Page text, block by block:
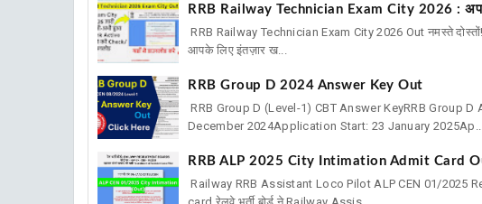
RRB Railway Technician Exam City 2026 :
RRB Railway Technician Exam City 2026 Out नमस्ते
आपके लिए इंतज़ार ख...
RRB Group D 2024 Answer Key Out
RRB Group D (Level-1) CBT Answer KeyRRB Group
December 2024Application Start: 23 January 2025Ap...
RRB ALP 2025 City Intimation Admit Card
Railway RRB Assistant Loco Pilot ALP CEN 01/2025
card रेलवे भर्ती बोर्ड ने Railway Assis...